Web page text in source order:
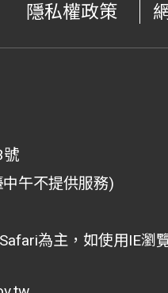
隱私權政策
號
午不提供服務)
為主，如使用IE